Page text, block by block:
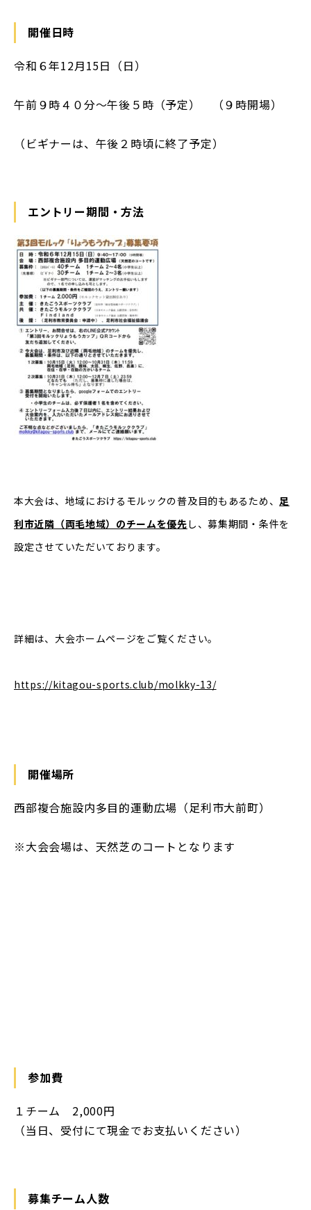
開催日時
令和６年12月15日（日）
午前９時４０分～午後５時（予定） （９時開場）
（ビギナーは、午後２時頃に終了予定）
エントリー期間・方法
本大会は、地域におけるモルックの普及目的もあるため、 足
利市近隣（両毛地域）のチームを優先 し、募集期間・条件を
設定させていただいております。
詳細は、大会ホームページをご覧ください。
https://kitagou-sports.club/molkky-13/
開催場所
西部複合施設内多目的運動広場（足利市大前町）
※大会会場は、天然芝のコートとなります
参加費
１チーム 2,000円
（当日、受付にて現金でお支払いください）
募集チーム人数